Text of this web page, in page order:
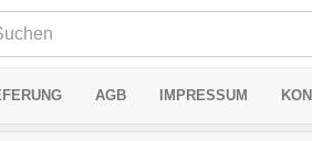
AGB IMPRESSUM